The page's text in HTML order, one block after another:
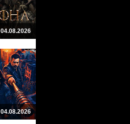
04.08.2026
04.08.2026